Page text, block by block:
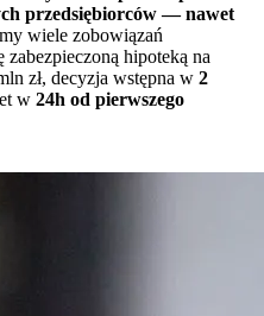
przedsiębiorców — nawet
wiele zobowiązań
hipoteką na
zł, decyzja wstępna w 2
w 24h od pierwszego